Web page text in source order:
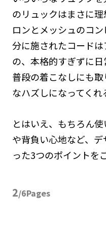
のリュックはまさに
ロンとメッシュのコ
分に施されたコード
の、本格的すぎずに日
普段の着こなしにも
なハズしになってくれ
とはいえ、もちろん
や背負い心地など、
った3つのポイントを
2/6Pages